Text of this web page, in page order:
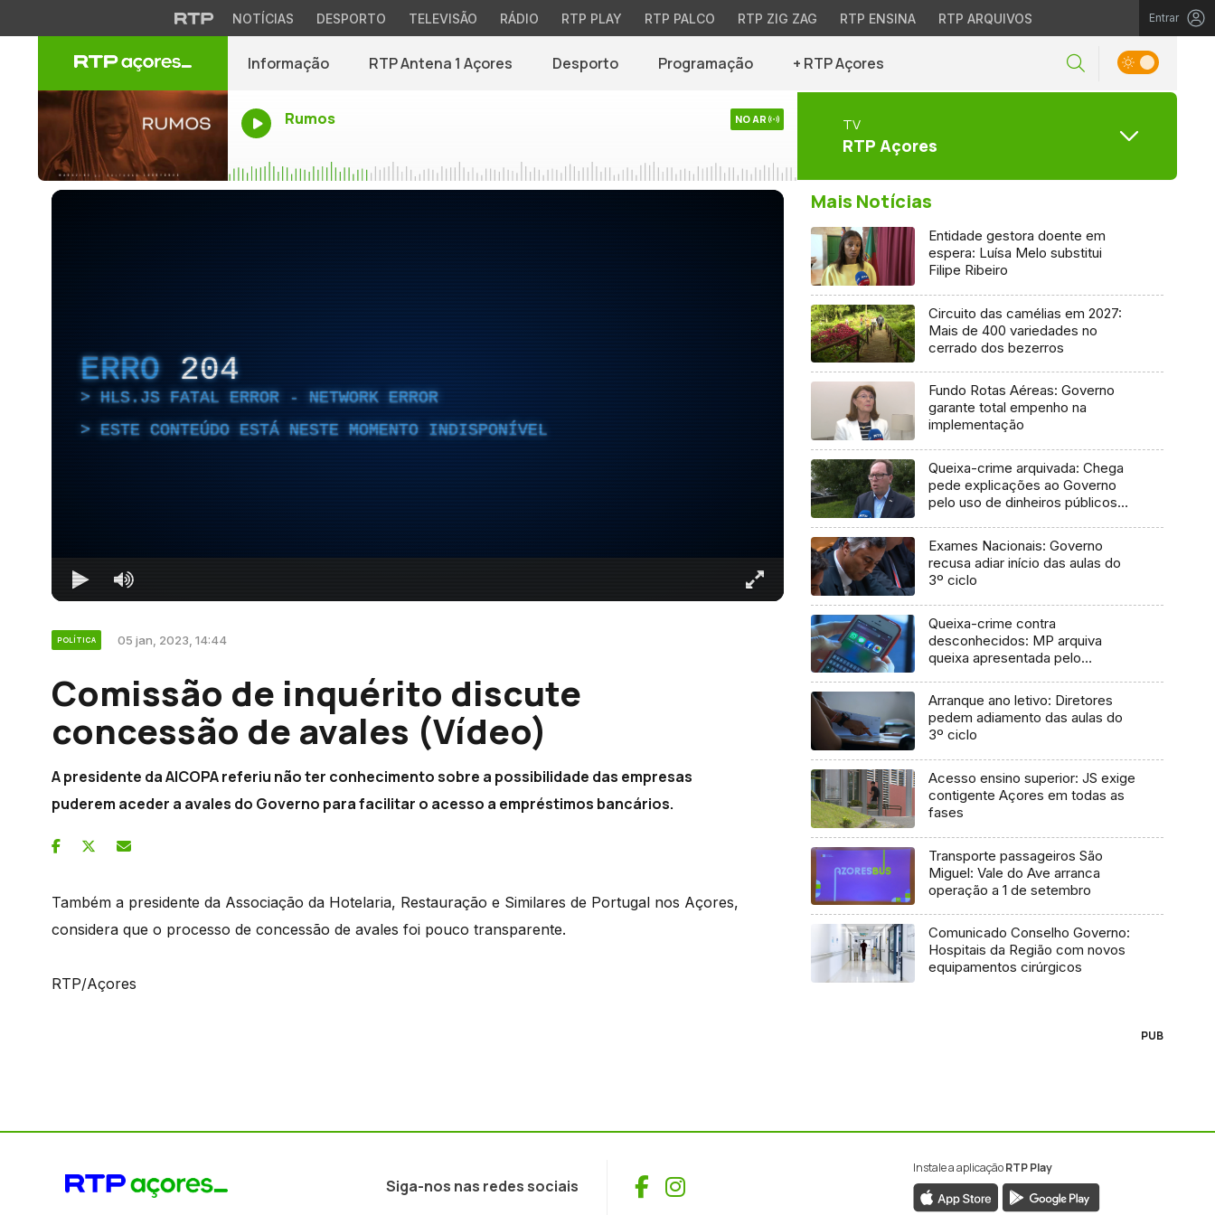
NOTÍCIAS DESPORTO TELEVISÃO RÁDIO RTP PLAY RTP PALCO RTP ZIG ZAG RTP ENSINA RTP ARQUIVOS Entrar
Informação RTP Antena 1 Açores Desporto Programação + RTP Açores
Rumos NO AR TV
RTP Açores
ERRO 204
HLS.JS FATAL ERROR - NETWORK ERROR
ESTE CONTEÚDO ESTÁ NESTE MOMENTO INDISPONÍVEL
POLÍTICA 05 jan, 2023, 14:44
Comissão de inquérito discute
concessão de avales (Vídeo)
A presidente da AICOPA referiu não ter conhecimento sobre a possibilidade das empresas
puderem aceder a avales do Governo para facilitar o acesso a empréstimos bancários.
Também a presidente da Associação da Hotelaria, Restauração e Similares de Portugal nos Açores,
considera que o processo de concessão de avales foi pouco transparente.
RTP/Açores
Mais Notícias
Entidade gestora doente em
espera: Luísa Melo substitui
Filipe Ribeiro
Circuito das camélias em 2027:
Mais de 400 variedades no
cerrado dos bezerros
Fundo Rotas Aéreas: Governo
garante total empenho na
implementação
Queixa-crime arquivada: Chega
pede explicações ao Governo
pelo uso de dinheiros públicos
Exames Nacionais: Governo
recusa adiar início das aulas do
3º ciclo
Queixa-crime contra
desconhecidos: MP arquiva
queixa apresentada pelo
Arranque ano letivo: Diretores
pedem adiamento das aulas do
3º ciclo
Acesso ensino superior: JS exige
contigente Açores em todas as
fases
Transporte passageiros São
Miguel: Vale do Ave arranca
operação a 1 de setembro
Comunicado Conselho Governo:
Hospitais da Região com novos
equipamentos cirúrgicos
PUB
Siga-nos nas redes sociais Facebook
Instagram
Instale a aplicaçãoRTP Play